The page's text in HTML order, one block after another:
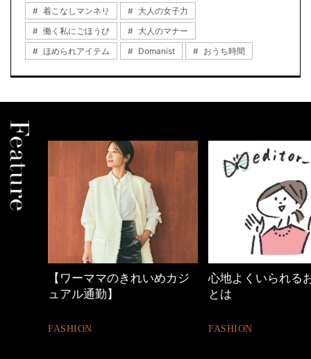
着こなしマンネリ
大人の女子力
働く私にごほうび
大人のマナー
ほめられアイテム
Domanist おうち時間
心地よくいられるおしゃれ
とは
FASHION
優木まおみさん「
割。」
LIFESTYLE